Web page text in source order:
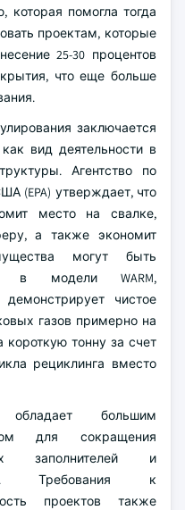
которая помогла тогда
проектам, которые
25-30 процентов
что еще больше
заключается
вид деятельности в
Агентство по
(EPA) утверждает, что
место на свалке,
а также экономит
могут быть
в модели WARM,
демонстрирует чистое
газов примерно на
короткую тонну за счет
рециклинга вместо
обладает большим
для сокращения
заполнителей и
Требования к
проектов также